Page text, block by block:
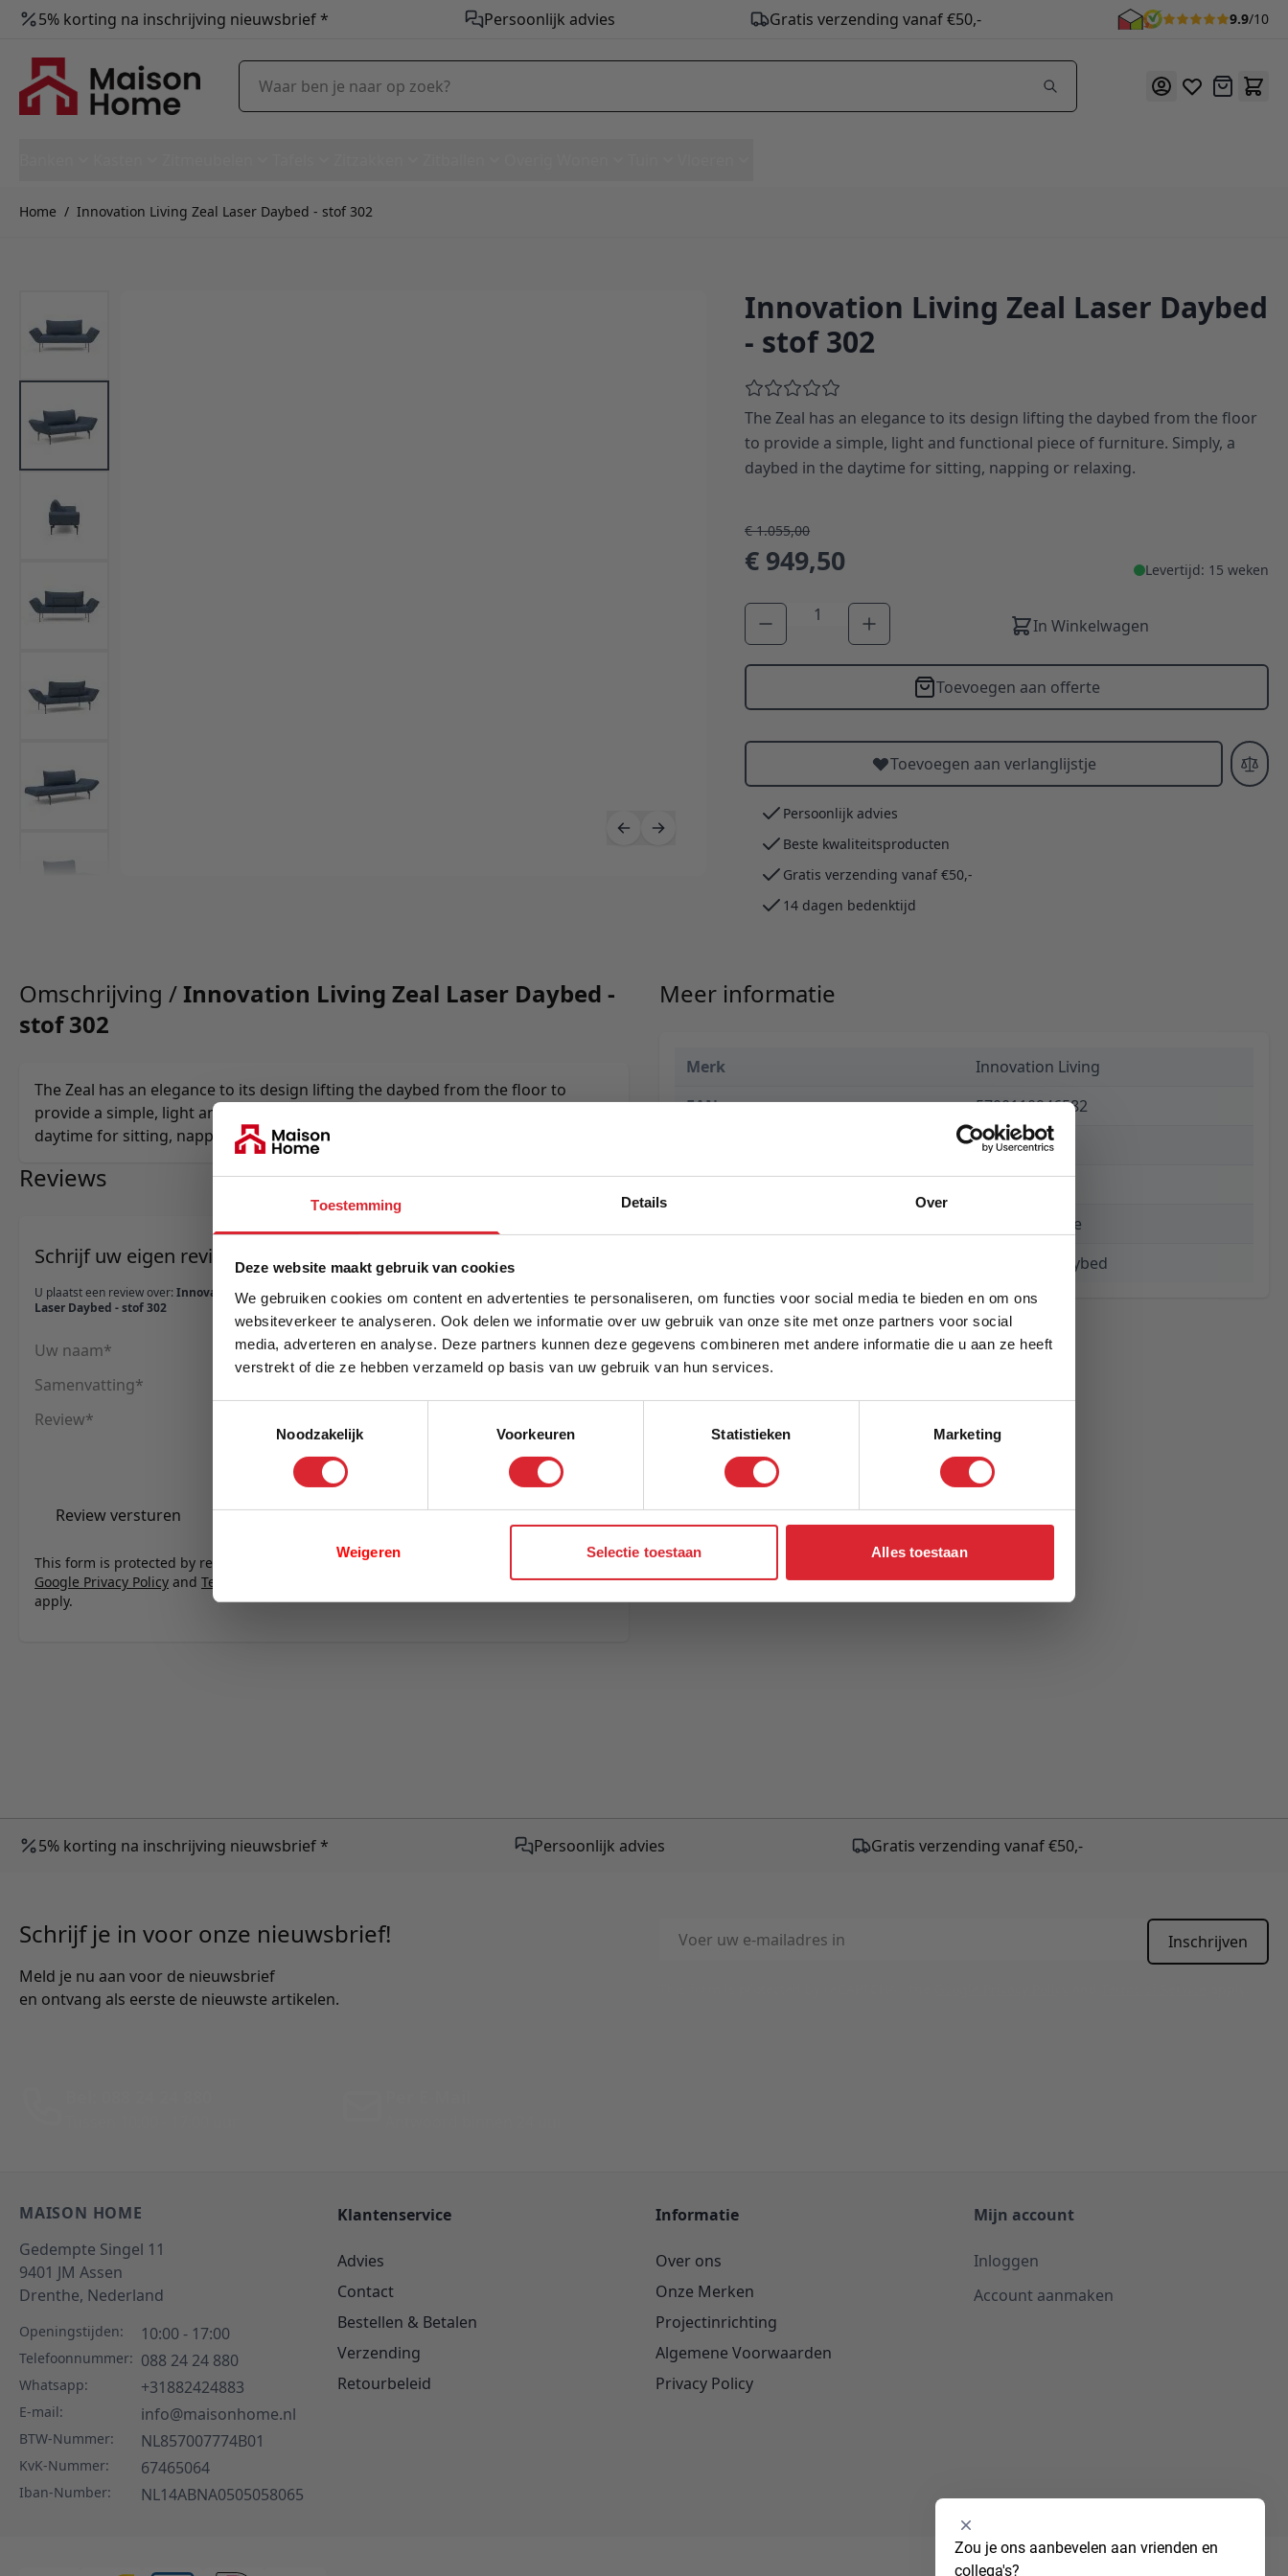
Toestemming Details Over
Deze website maakt gebruik van cookies
We gebruiken cookies om content en advertenties te personaliseren, om functies voor social media te bieden en om ons
websiteverkeer te analyseren. Ook delen we informatie over uw gebruik van onze site met onze partners voor social
media, adverteren en analyse. Deze partners kunnen deze gegevens combineren met andere informatie die u aan ze heeft
verstrekt of die ze hebben verzameld op basis van uw gebruik van hun services.
Noodzakelijk
Voorkeuren Statistieken Marketing
Weigeren Selectie toestaan Alles toestaan
5% korting na inschrijving nieuwsbrief * Persoonlijk advies Gratis verzending vanaf €50,- 9.9/10
Offerte
Waar ben je naar op zoek?
Home / Innovation Living Zeal Laser Daybed - stof 302
Innovation Living Zeal Laser Daybed - stof 302
Innovation Living Zeal Laser Daybed
- stof 302
The Zeal has an elegance to its design lifting the daybed from the floor
to provide a simple, light and functional piece of furniture. Simply, a
daybed in the daytime for sitting, napping or relaxing.
€ 1.055,00
€ 949,50 Levertijd: 15 weken
Aantal
In Winkelwagen
Toevoegen aan offerte
Toevoegen aan verlanglijstje
Persoonlijk advies
Beste kwaliteitsproducten
Gratis verzending vanaf €50,-
14 dagen bedenktijd
Omschrijving /Innovation Living Zeal Laser Daybed -
stof 302
The Zeal has an elegance to its design lifting the daybed from the floor to
provide a simple, light and functional piece of furniture. Simply, a daybed in the
daytime for sitting, napping or relaxing.
Reviews
Schrijf uw eigen review
U plaatst een review over: Innovation Living Zeal
Laser Daybed - stof 302
Uw naam
Samenvatting
Review
Review versturen
This form is protected by reCAPTCHA - the
Google Privacy Policy and Terms of Service
apply.
Meer informatie
Merk
Innovation Living
EAN
5700110946582
€ 1.055,00
302 Weda Blue
Zeal Laser Daybed
5% korting na inschrijving nieuwsbrief * Persoonlijk advies Gratis verzending vanaf €50,-
Schrijf je in voor onze nieuwsbrief!
Meld je nu aan voor de nieuwsbrief
en ontvang als eerste de nieuwste artikelen.
E-mailadres
Inschrijven
MAISON HOME
Gedempte Singel 11
9401 JM Assen
Drenthe, Nederland
Openingstijden: 10:00 - 17:00
Telefoonnummer: 088 24 24 880
Whatsapp: +31882424883
E-mail: info@maisonhome.nl
BTW-Nummer: NL857007774B01
KvK-Nummer: 67465064
Iban-Number: NL14ABNA0505058065
Klantenservice
Advies
Contact
Bestellen & Betalen
Verzending
Retourbeleid
Informatie
Over ons
Onze Merken
Projectinrichting
Algemene Voorwaarden
Privacy Policy
Mijn account
Inloggen
Account aanmaken
Zou je ons aanbevelen aan vrienden en
collega's?
Selecteer
een
5% Korting
Schrijf je in en ontvang direct een kortingscode